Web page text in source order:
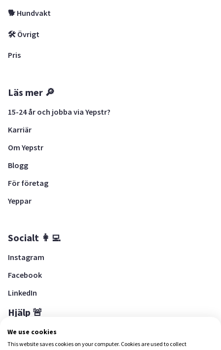
🐕 Hundvakt
🛠 Övrigt
Pris
Läs mer 🔎
15-24 år och jobba via Yepstr?
Karriär
Om Yepstr
Blogg
För företag
Yeppar
Socialt 👩‍💻
Instagram
Facebook
LinkedIn
Hjälp 🚨
Hjälpcenter
We use cookies
This website saves cookies on your computer. Cookies are used to collect